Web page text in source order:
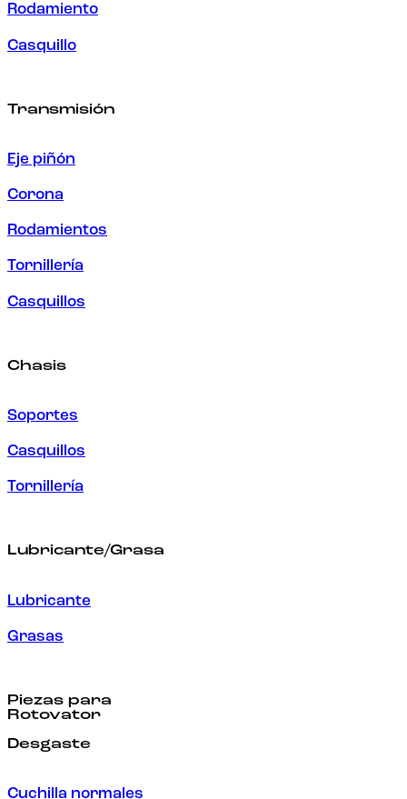
Rodamiento
Casquillo
Transmisión
Eje piñón
Corona
Rodamientos
Tornillería
Casquillos
Chasis
Soportes
Casquillos
Tornillería
Lubricante/Grasa
Lubricante
Grasas
Piezas para
Rotovator
Desgaste
Cuchilla normales